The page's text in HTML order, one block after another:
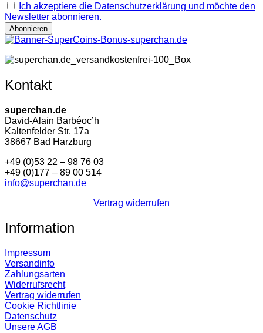
Ich akzeptiere die Datenschutzerklärung und möchte den
Newsletter abonnieren.
Kontakt
superchan.de
David-Alain Barbéoc’h
Kaltenfelder Str. 17a
38667 Bad Harzburg
+49 (0)53 22 – 98 76 03
+49 (0)177 – 89 00 514
info@superchan.de
Vertrag widerrufen
Information
Impressum
Versandinfo
Zahlungsarten
Widerrufsrecht
Vertrag widerrufen
Cookie Richtlinie
Datenschutz
Unsere AGB